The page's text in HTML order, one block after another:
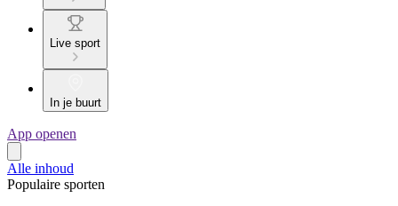
Live sport
In je buurt
App openen
Alle inhoud
Populaire sporten